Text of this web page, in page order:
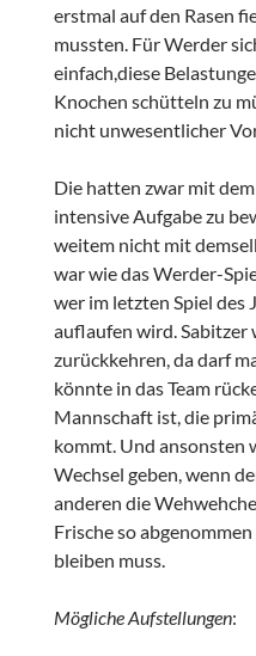
erstmal auf den Rasen
mussten. Für Werder
einfach,diese
Knochen schütteln zu
nicht unwesentlicher
Die hatten zwar mit
intensive Aufgabe zu
weitem nicht mit
war wie das Werder-
wer im letzten Spiel des
auflaufen wird.
zurückkehren, da darf
könnte in das Team
Mannschaft ist, die
kommt. Und ansonsten
Wechsel geben, wenn
anderen die
Frische so
bleiben muss.
Mögliche Aufstellungen: